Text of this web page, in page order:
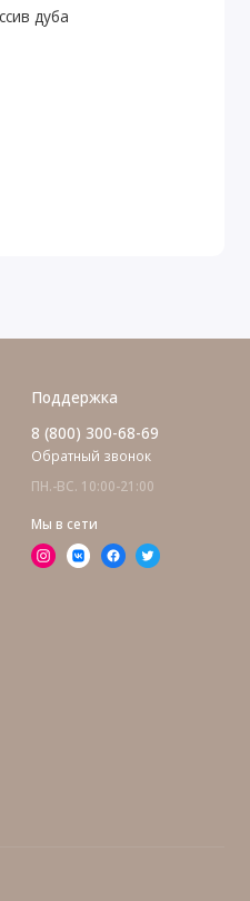
дуба
Поддержка
8 (800) 300-68-69
Обратный звонок
ПН.-ВС. 10:00-21:00
Мы в сети